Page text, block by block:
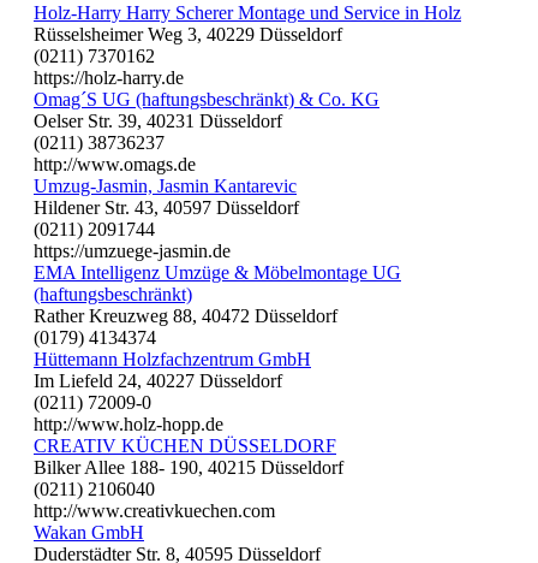
Holz-Harry Harry Scherer Montage und Service in Holz
Rüsselsheimer Weg 3, 40229 Düsseldorf
(0211) 7370162
https://holz-harry.de
Omag´S UG (haftungsbeschränkt) & Co. KG
Oelser Str. 39, 40231 Düsseldorf
(0211) 38736237
http://www.omags.de
Umzug-Jasmin, Jasmin Kantarevic
Hildener Str. 43, 40597 Düsseldorf
(0211) 2091744
https://umzuege-jasmin.de
EMA Intelligenz Umzüge & Möbelmontage UG
(haftungsbeschränkt)
Rather Kreuzweg 88, 40472 Düsseldorf
(0179) 4134374
Hüttemann Holzfachzentrum GmbH
Im Liefeld 24, 40227 Düsseldorf
(0211) 72009-0
http://www.holz-hopp.de
CREATIV KÜCHEN DÜSSELDORF
Bilker Allee 188- 190, 40215 Düsseldorf
(0211) 2106040
http://www.creativkuechen.com
Wakan GmbH
Duderstädter Str. 8, 40595 Düsseldorf